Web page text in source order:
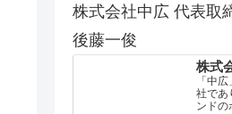
株式会社中広 代表取
後藤一俊
株式
「中
社であ
ンドの